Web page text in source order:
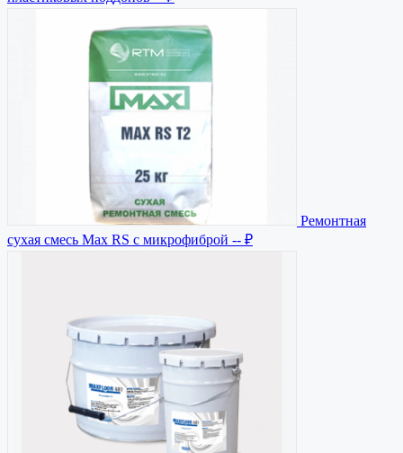
Ремонтная
сухая смесь Max RS с микрофиброй -- ₽